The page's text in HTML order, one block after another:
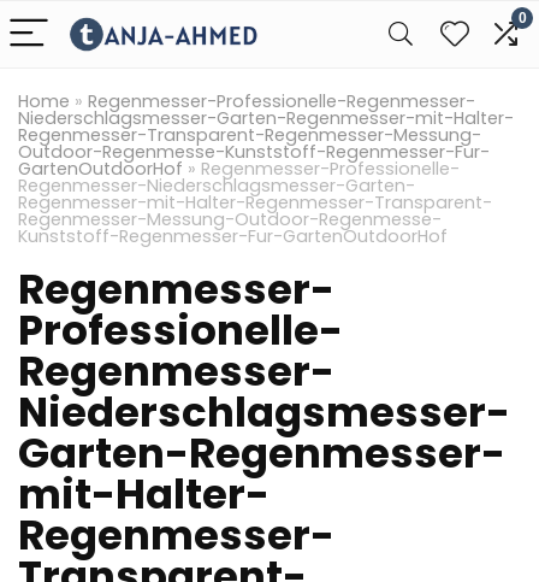
0
Home » Regenmesser-Professionelle-Regenmesser-
Niederschlagsmesser-Garten-Regenmesser-mit-Halter-
Regenmesser-Transparent-Regenmesser-Messung-
Outdoor-Regenmesse-Kunststoff-Regenmesser-Fur-
GartenOutdoorHof » Regenmesser-Professionelle-
Regenmesser-Niederschlagsmesser-Garten-
Regenmesser-mit-Halter-Regenmesser-Transparent-
Regenmesser-Messung-Outdoor-Regenmesse-
Kunststoff-Regenmesser-Fur-GartenOutdoorHof
Regenmesser-
Professionelle-
Regenmesser-
Niederschlagsmesser-
Garten-Regenmesser-
mit-Halter-
Regenmesser-